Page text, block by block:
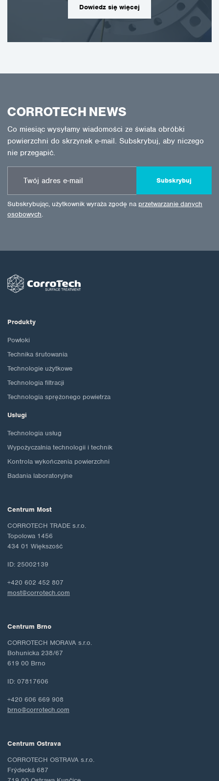
Dowiedz się więcej
CORROTECH NEWS
Co miesiąc wysyłamy wiadomości ze świata obróbki
powierzchni do skrzynek e-mail. Subskrybuj, aby niczego
nie przegapić.
Subskrybuj
Subskrybując, użytkownik wyraża zgodę na przetwarzanie danych
osobowych.
Produkty
Powłoki
Technika śrutowania
Technologie użytkowe
Technologia filtracji
Technologia sprężonego powietrza
Usługi
Technologia usług
Wypożyczalnia technologii i technik
Kontrola wykończenia powierzchni
Badania laboratoryjne
Centrum Most
CORROTECH TRADE s.r.o.
Topolowa 1456
434 01 Większość
ID: 25002139
+420 602 452 807
most@corrotech.com
Centrum Brno
CORROTECH MORAVA s.r.o.
Bohunicka 238/67
619 00 Brno
ID: 07817606
+420 606 669 908
brno@corrotech.com
Centrum Ostrava
CORROTECH OSTRAVA s.r.o.
Frýdecká 687